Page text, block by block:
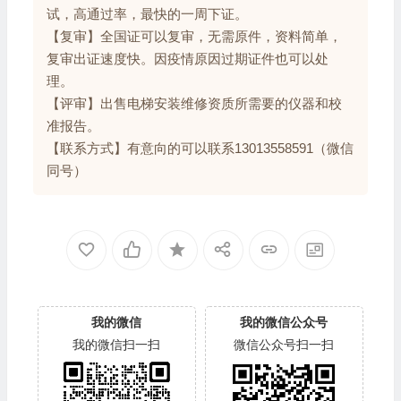
试，高通过率，最快的一周下证。
【复审】全国证可以复审，无需原件，资料简单，
复审出证速度快。因疫情原因过期证件也可以处
理。
【评审】出售电梯安装维修资质所需要的仪器和校
准报告。
【联系方式】有意向的可以联系13013558591（微信
同号）
我的微信
我的微信扫一扫
我的微信公众号
微信公众号扫一扫